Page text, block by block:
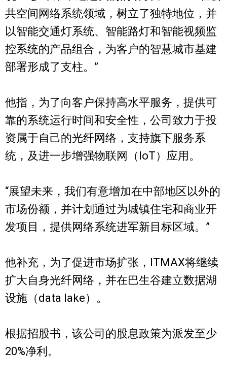
共空间网络系统领域，树立了独特地位，并
以智能交通灯系统、智能路灯和智能视频监
控系统的产品组合，为客户的智慧城市基建
部署形成了支柱。”
他指，为了向客户保持高水平服务，提供可
靠的系统运行时间和安全性，公司致力于投
资属于自己的光纤网络，支持旗下服务系
统，及进一步增强物联网（IoT）应用。
“展望未来，我们有意增加在中部地区以外的
市场份额，并计划通过为城镇住宅和商业开
发项目，提供网络系统进军新目标区域。”
他补充，为了促进市场扩张，ITMAX将继续
扩大自身光纤网络，并在巴生谷建立数据湖
设施（data lake）。
根据招股书，该公司的股息政策为派发至少
20%净利。